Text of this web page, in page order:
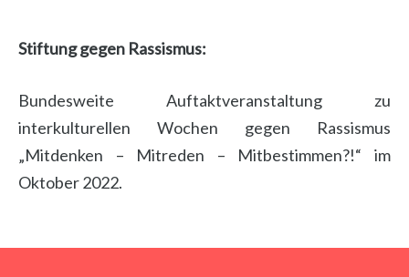
Stiftung gegen Rassismus:
Bundesweite Auftaktveranstaltung zu
interkulturellen Wochen gegen Rassismus
„Mitdenken – Mitreden – Mitbestimmen?!“ im
Oktober 2022.